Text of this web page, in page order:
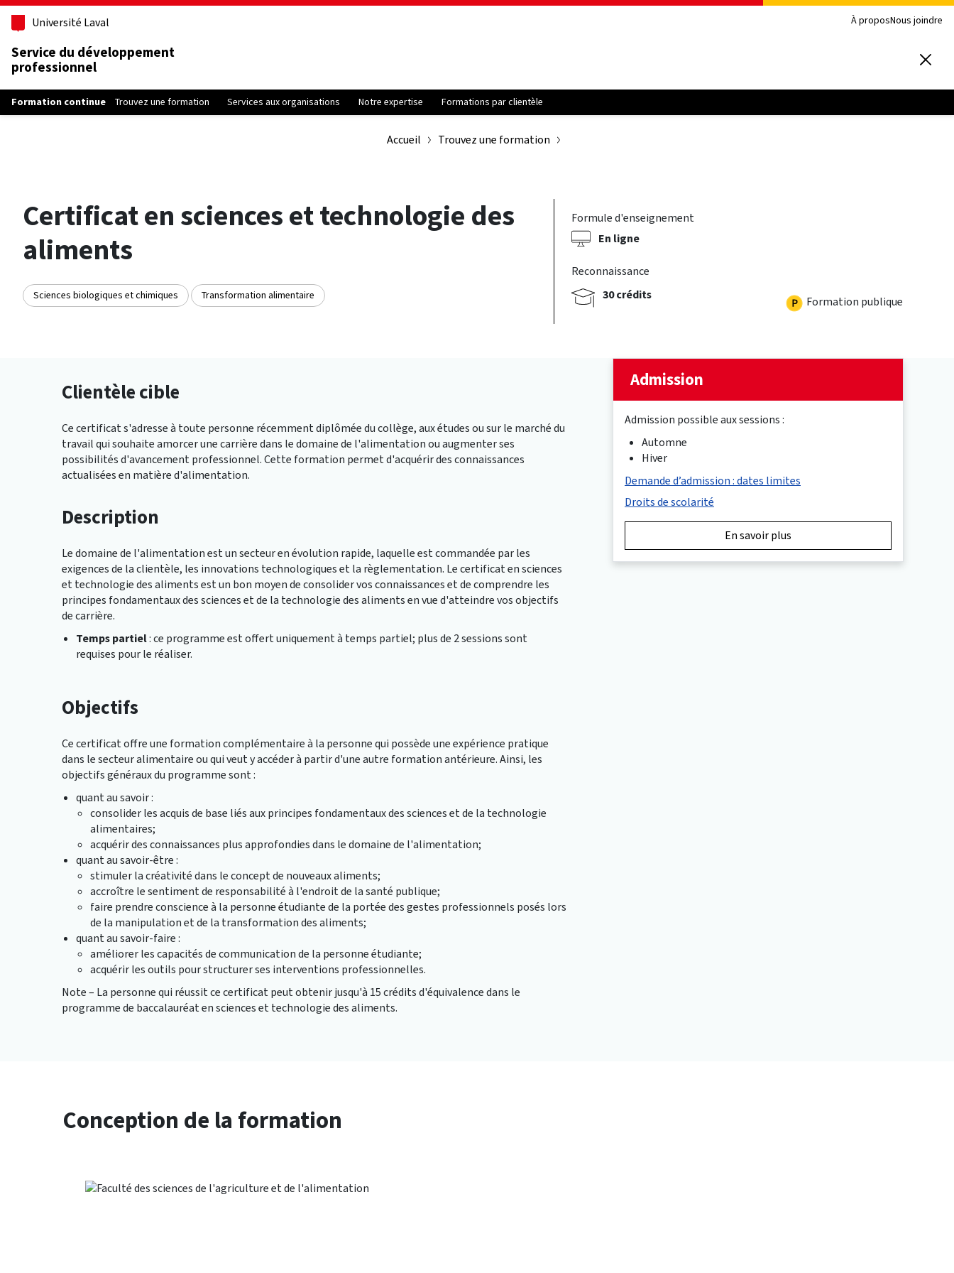
Aller au contenu principal
Université Laval
À proposNous joindre
Service du développement
professionnel
Formation continue Trouvez une formation Services aux organisations Notre expertise Formations par clientèle
Accueil Trouvez une formation
Certificat en sciences et technologie des
aliments
Sciences biologiques et chimiques Transformation alimentaire
Formule d'enseignement
En ligne
Reconnaissance
30 crédits
Formation publique
Clientèle cible
Ce certificat s'adresse à toute personne récemment diplômée du collège, aux études ou sur le marché du
travail qui souhaite amorcer une carrière dans le domaine de l'alimentation ou augmenter ses
possibilités d'avancement professionnel. Cette formation permet d'acquérir des connaissances
actualisées en matière d'alimentation.
Description
Le domaine de l'alimentation est un secteur en évolution rapide, laquelle est commandée par les
exigences de la clientèle, les innovations technologiques et la règlementation. Le certificat en sciences
et technologie des aliments est un bon moyen de consolider vos connaissances et de comprendre les
principes fondamentaux des sciences et de la technologie des aliments en vue d'atteindre vos objectifs
de carrière.
Temps partiel: ce programme est offert uniquement à temps partiel; plus de 2 sessions sont
requises pour le réaliser.
Objectifs
Ce certificat offre une formation complémentaire à la personne qui possède une expérience pratique
dans le secteur alimentaire ou qui veut y accéder à partir d'une autre formation antérieure. Ainsi, les
objectifs généraux du programme sont :
quant au savoir :
consolider les acquis de base liés aux principes fondamentaux des sciences et de la technologie
alimentaires;
acquérir des connaissances plus approfondies dans le domaine de l'alimentation;
quant au savoir-être :
stimuler la créativité dans le concept de nouveaux aliments;
accroître le sentiment de responsabilité à l'endroit de la santé publique;
faire prendre conscience à la personne étudiante de la portée des gestes professionnels posés lors
de la manipulation et de la transformation des aliments;
quant au savoir-faire :
améliorer les capacités de communication de la personne étudiante;
acquérir les outils pour structurer ses interventions professionnelles.
Note – La personne qui réussit ce certificat peut obtenir jusqu'à 15 crédits d'équivalence dans le
programme de baccalauréat en sciences et technologie des aliments.
Conception de la formation
Admission
Admission possible aux sessions :
Automne
Hiver
Demande d’admission : dates limites
Droits de scolarité
En savoir plus